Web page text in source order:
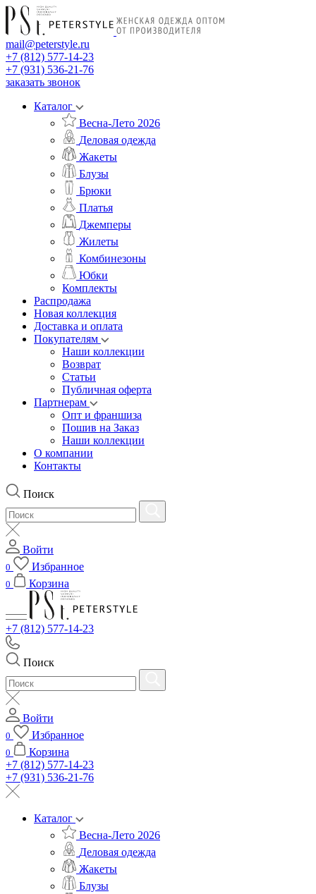
mail@peterstyle.ru
+7 (812) 577-14-23
+7 (931) 536-21-76
заказать звонок
Каталог
Весна-Лето 2026
Деловая одежда
Жакеты
Блузы
Брюки
Платья
Джемперы
Жилеты
Комбинезоны
Юбки
Комплекты
Распродажа
Новая коллекция
Доставка и оплата
Покупателям
Наши коллекции
Возврат
Статьи
Публичная оферта
Партнерам
Опт и франшиза
Пошив на Заказ
Наши коллекции
О компании
Контакты
Поиск
Войти
0 Избранное
0 Корзина
+7 (812) 577-14-23
Поиск
Войти
0 Избранное
0
Корзина
+7 (812) 577-14-23
+7 (931) 536-21-76
Каталог
Весна-Лето 2026
Деловая одежда
Жакеты
Блузы